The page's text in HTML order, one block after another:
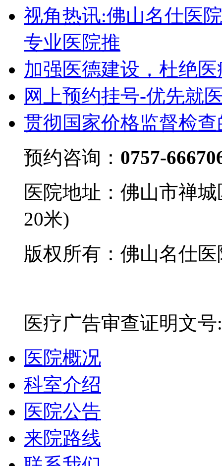
视角热讯:佛山名仕医
专业医院推
加强医德建设，杜绝
网上预约挂号-优先就
贯彻国家价格监督检
预约咨询： 0757-
医院地址：佛山市禅
20米)
版权所有：佛山名仕
医疗广告审查证明文
医院概况
科室介绍
医院公告
来院路线